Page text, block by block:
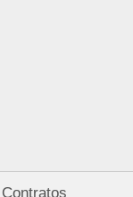
Contratos